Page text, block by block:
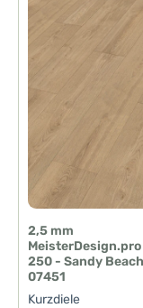
2,5 mm
MeisterDesign.pro
250 - Sandy
07451
Kurzdiele